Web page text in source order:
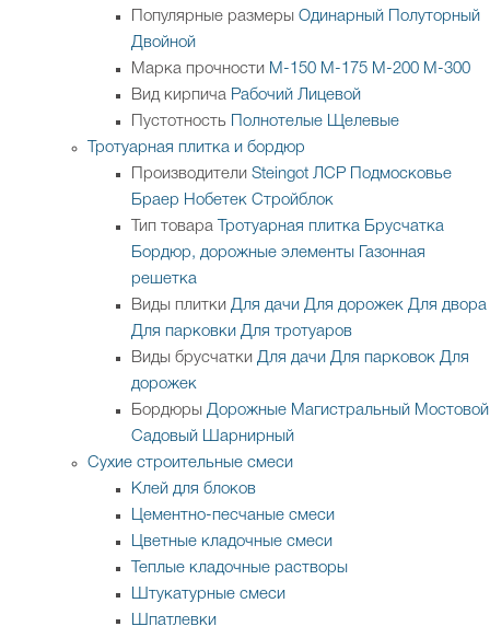
Популярные размеры Одинарный
Полуторный
Двойной
Марка прочности М-150 М-175 М-200 М-300
Вид кирпича Рабочий Лицевой
Пустотность
Полнотелые Щелевые
Тротуарная плитка и бордюр
Производители Steingot ЛСР
Подмосковье
Браер Нобетек Стройблок
Тип товара
Тротуарная плитка Брусчатка
Бордюр, дорожные элементы
Газонная
решетка
Виды плитки Для дачи Для дорожек Для двора
Для парковки Для тротуаров
Виды брусчатки Для дачи Для парковок Для
дорожек
Бордюры Дорожные Магистральный Мостовой
Садовый Шарнирный
Сухие строительные смеси
Клей для блоков
Цементно-песчаные смеси
Цветные кладочные смеси
Теплые кладочные растворы
Штукатурные смеси
Шпатлевки